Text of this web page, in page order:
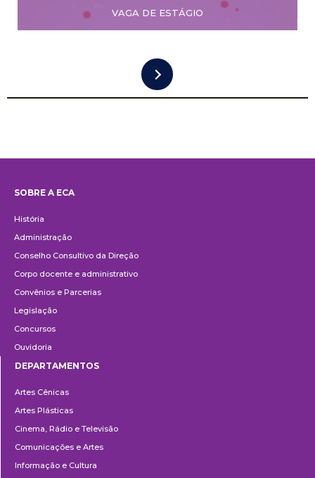
VAGA DE ESTÁGIO
SOBRE A ECA
História
Administração
Conselho Consultivo da Direção
Corpo docente e administrativo
Convênios e Parcerias
Legislação
Concursos
Ouvidoria
DEPARTAMENTOS
Artes Cênicas
Artes Plásticas
Cinema, Rádio e Televisão
Comunicações e Artes
Informação e Cultura